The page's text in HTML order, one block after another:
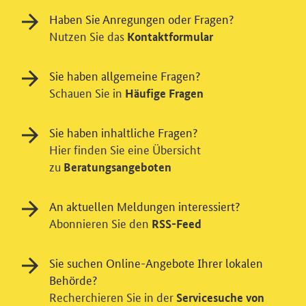
Einwilligung in Tracking und / oder
Wir bitten Sie an dieser Stelle um Ihre Einwilligung für
verschiedene Zusatzdienste unserer Webseite: Wir
datenschutzfreundlicher Statistiken verstehen, um
unsere Öffentlichkeitsarbeit zu verbessern. Zusätzlich
können Sie in die Nutzung eines Videodienstes
Haben Sie Anregungen oder Fragen?
Nutzen Sie das Kontaktformular
Sie haben allgemeine Fragen?
Schauen Sie in Häufige Fragen
Sie haben inhaltliche Fragen?
Hier finden Sie eine Übersicht
zu Beratungsangeboten
An aktuellen Meldungen interessiert?
Abonnieren Sie den RSS-Feed
Sie suchen Online-Angebote Ihrer lokalen
Behörde?
Recherchieren Sie in der Servicesuche von